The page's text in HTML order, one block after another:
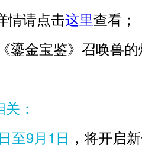
情请点击这里查看；
金宝鉴》召唤兽的
：
至9月1日 ，将开启